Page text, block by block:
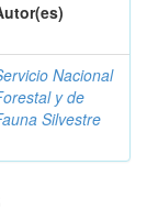
Nacional
y de
Silvestre